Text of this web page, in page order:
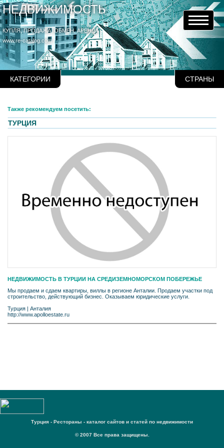
НЕДВИЖИМОСТЬ
КУПЛЯ, ПРОДАЖА, ОБМЕН, АРЕНДА
www.re-catalog.com
КАТЕГОРИИ СТРАНЫ
Также рекомендуем посетить:
ТУРЦИЯ
НЕДВИЖИМОСТЬ В ТУРЦИИ НА СРЕДИЗЕМНОМОРСКОМ ПОБЕРЕЖЬЕ
Мы продаем и сдаем квартиры, виллы в регионе Анталии. Продаем участки под
строительство, действующий бизнес. Оказываем юридические услуги.
Турция
Анталия
http://www.apolloestate.ru
Турция - Рестораны - каталог сайтов и статей по недвижимости
© 2007 Все права защищены.